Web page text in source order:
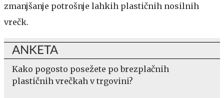
zmanjšanje potrošnje lahkih plastičnih nosilnih
vrečk.
ANKETA
Kako pogosto posežete po brezplačnih
plastičnih vrečkah v trgovini?